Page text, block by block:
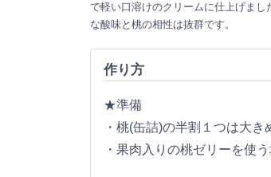
で軽い口溶けのクリームに仕上げまし
な酸味と桃の相性は抜群です。
作り方
★準備
・桃(缶詰)の半割１つは大
・果肉入りの桃ゼリーを使